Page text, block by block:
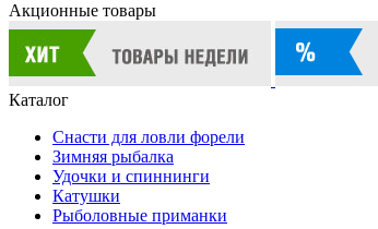
Акционные товары
Каталог
Снасти для ловли форели
Зимняя рыбалка
Удочки и спиннинги
Катушки
Рыболовные приманки